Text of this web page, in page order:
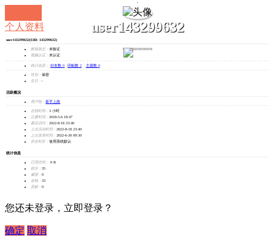
user143299632
发消息
个人资料
user143299632(UID: 143299632)
邮箱状态： 未验证
视频认证： 未认证
统计信息： 好友数 0 回帖数 2 主题数 0
性别： 保密
生日： -
活跃概况
用户组： 新手上路
在线时间： 3 小时
注册时间： 2018-5-6 18:47
最后访问： 2022-8-18 23:40
上次活动时间： 2022-8-18 23:40
上次发表时间： 2022-6-30 09:30
所在时区： 使用系统默认
统计信息
已用空间：
0 B
积分： 35
威望： 0
金钱： 33
贡献： 0
您还未登录，立即登录？
确定 取消